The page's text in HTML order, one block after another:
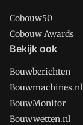
Cobouw50
Cobouw Awards
Bekijk ook
Bouwberichten
Bouwmachines.nl
BouwMonitor
Bouwwetten.nl